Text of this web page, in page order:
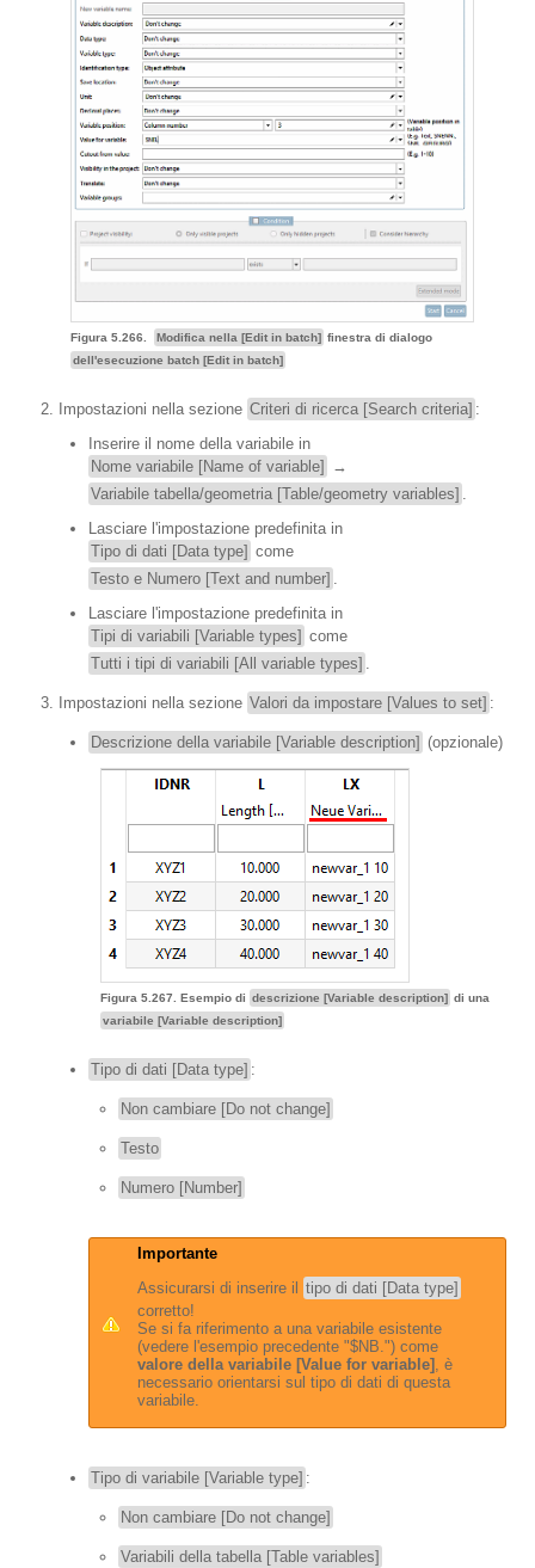
Figura 5.266. Modifica nella [Edit in batch] finestra di dialogo
dell'esecuzione batch [Edit in batch]
Impostazioni nella sezione Criteri di ricerca [Search criteria] :
Inserire il nome della variabile in
Nome variabile [Name of variable] →
Variabile tabella/geometria [Table/geometry variables]
Lasciare l'impostazione predefinita in
Tipo di dati [Data type] come
Testo e Numero [Text and number]
Lasciare l'impostazione predefinita in
Tipi di variabili [Variable types] come
Tutti i tipi di variabili [All variable types]
Impostazioni nella sezione Valori da impostare [Values to set] :
Descrizione della variabile [Variable description] (opzionale)
Figura 5.267. Esempio di descrizione [Variable description] di una
variabile [Variable description]
Tipo di dati [Data type] :
Non cambiare [Do not change]
Testo
Numero [Number]
Importante
Assicurarsi di inserire il tipo di dati [Data type]
corretto!
Se si fa riferimento a una variabile esistente
(vedere l'esempio precedente "$NB.") come
valore della variabile [Value for variable] , è
necessario orientarsi sul tipo di dati di questa
variabile.
Tipo di variabile [Variable type] :
Non cambiare [Do not change]
Variabili della tabella [Table variables]